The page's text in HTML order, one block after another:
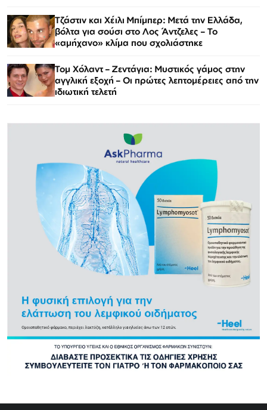
Τζάστιν και Χέιλι Μπίμπερ: Μετά την Ελλάδα,
βόλτα για σούσι στο Λος Άντζελες – Το
«αμήχανο» κλίμα που σχολιάστηκε
Τομ Χόλαντ – Ζεντάγια: Μυστικός γάμος στην
αγγλική εξοχή – Οι πρώτες λεπτομέρειες από την
ιδιωτική τελετή